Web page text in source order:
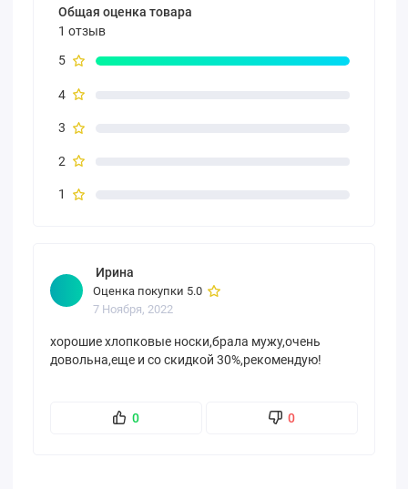
Общая оценка товара
1 отзыв
5
4
3
2
1
Ирина
Оценка покупки 5.0
7 Ноября, 2022
хорошие хлопковые носки,брала мужу,очень
довольна,еще и со скидкой 30%,рекомендую!
0 0